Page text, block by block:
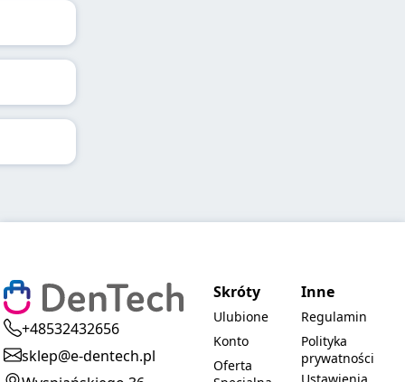
+48532432656
sklep@e-dentech.pl
Skróty
Ulubione
Konto
Oferta
Inne
Regulamin
Polityka
prywatności